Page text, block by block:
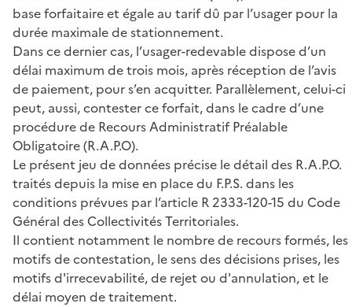
base forfaitaire et égale au tarif dû par l’usager pour la
durée maximale de stationnement.
Dans ce dernier cas, l’usager-redevable dispose d’un
délai maximum de trois mois, après réception de l’avis
de paiement, pour s’en acquitter. Parallèlement, celui-ci
peut, aussi, contester ce forfait, dans le cadre d’une
procédure de Recours Administratif Préalable
Obligatoire (R.A.P.O).
Le présent jeu de données précise le détail des R.A.P.O.
traités depuis la mise en place du F.P.S. dans les
conditions prévues par l’article R 2333-120-15 du Code
Général des Collectivités Territoriales.
Il contient notamment le nombre de recours formés, les
motifs de contestation, le sens des décisions prises, les
motifs d'irrecevabilité, de rejet ou d'annulation, et le
délai moyen de traitement.